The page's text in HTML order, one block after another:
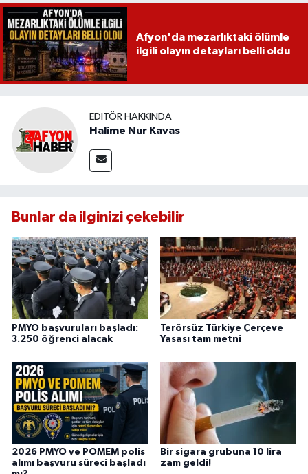
Afyon'da mezarlıktaki ölümle
ilgili olayın detayları belli oldu
EDITÖR HAKKINDA
Halime Nur Kavas
Bunlar da ilginizi çekebilir
PMYO başvuruları başladı:
3.250 öğrenci alacak
Terörsüz Türkiye Çerçeve
Yasası tam metni
2026 PMYO ve POMEM polis
alımı başvuru süreci başladı
Bir sigara grubuna 10 lira
zam geldi!